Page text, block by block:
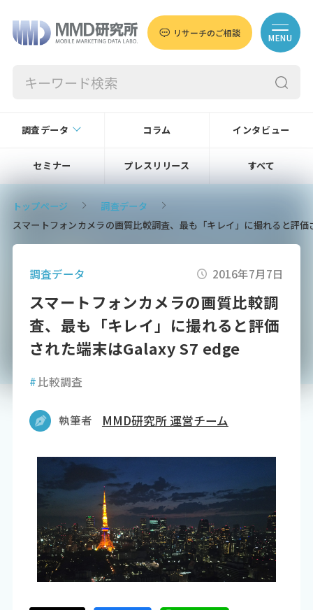
リサーチのご相談 MENU
調査データ コラム インタビュー
セミナー プレスリリース すべて
トップページ
調査データ
スマートフォンカメラの画質比較調査、最も「キレイ」に撮れると評
調査データ 2016年7月7日
スマートフォンカメラの画質比較調
査、最も「キレイ」に撮れると評価
された端末はGalaxy S7 edge
# 比較調査
執筆者 MMD研究所 運営チーム